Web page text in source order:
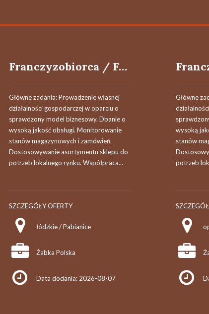
Franczyzobiorca / Franczyzobiorczyni
Główne zadania: Prowadzenie własnej
działalności gospodarczej w oparciu o
sprawdzony model biznesowy. Dbanie o
wysoką jakość obsługi. Monitorowanie
stanów magazynowych i zamówień.
Dostosowywanie asortymentu sklepu do
potrzeb lokalnego rynku. Współpraca...
SZCZEGÓŁY OFERTY
łódzkie / Pabianice
Żabka Polska
Data dodania: 2026-08-07
Główne
wysoką
stanów
potrzeb